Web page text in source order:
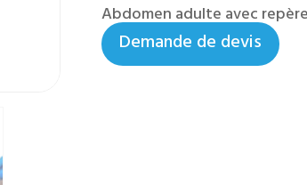
Abdomen adulte avec
Demande de devis